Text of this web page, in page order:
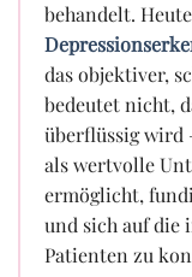
behandelt.
das objektiver,
bedeutet nicht,
überflüssig wird
als wertvolle
ermöglicht,
und sich auf die
Patienten zu